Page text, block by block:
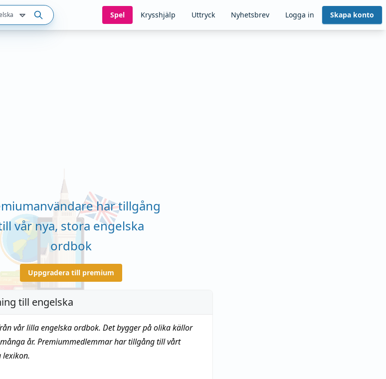
Spel Krysshjälp Uttryck Nyhetsbrev Logga in Skapa konto
har tillgång
vår nya, stora engelska
ordbok
Uppgradera till premium
till engelska
vår lilla engelska ordbok. Det bygger på olika källor
år. Premiummedlemmar har tillgång till vårt
lexikon.